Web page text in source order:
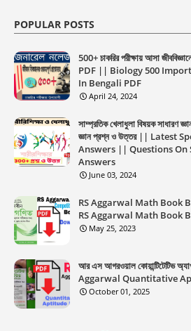
POPULAR POSTS
500+ চাকরির পরীক্ষায় আসা
PDF || Biology 500
In Bengali PDF
April 24, 2024
সাম্প্রতিক খেলাধুলা বিষয়ক সাধারণ
জ্ঞান প্রশ্ন ও উত্তর || Latest
Answers || Questions On
Answers
June 03, 2024
RS Aggarwal Math Book
RS Aggarwal Math Book
May 25, 2023
আর এস আগরওয়াল কোয়ান্টিটেটিভ
Aggarwal Quantitative
October 01, 2025